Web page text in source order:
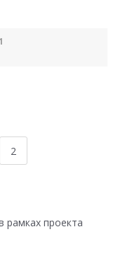
2
рамках проекта